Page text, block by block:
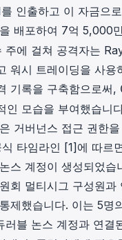
인출하고 이 자금으
배포하여 7억 5,000
주에 걸쳐 공격자는
워시 트레이딩을 사용
기록을 구축함으로써,
인 모습을 부여했습니
거버넌스 접근 권한
타임라인 [1]에 따르
스 계정이 생성되었습
회 멀티시그 구성원과
제했습니다. 이는 5명
러블 논스 계정과 연결